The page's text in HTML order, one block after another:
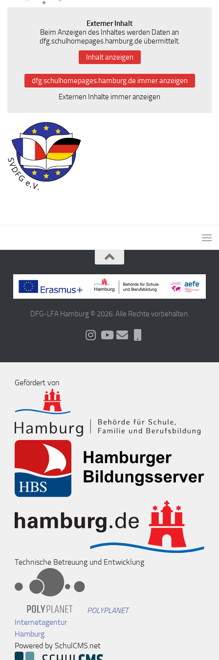
Externer Inhalt
Beim Anzeigen des Inhaltes werden Daten an
dfg.schulhomepages.hamburg.de übermittelt.
Inhalt anzeigen
dfg.schulhomepages.hamburg.de immer anzeigen
Externen Inhalte immer anzeigen
DFG-LFA Hamburg © 2026. Alle Rechte vorbehalten.
Gefördert von
Technische Betreuung und Entwicklung
POLYPLANET
Internetagentur
Hamburg
Powered by SchulCMS.net